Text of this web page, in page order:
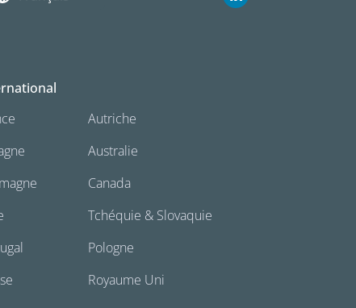
Autriche
Australie
Canada
Tchéquie & Slovaquie
Pologne
Royaume Uni